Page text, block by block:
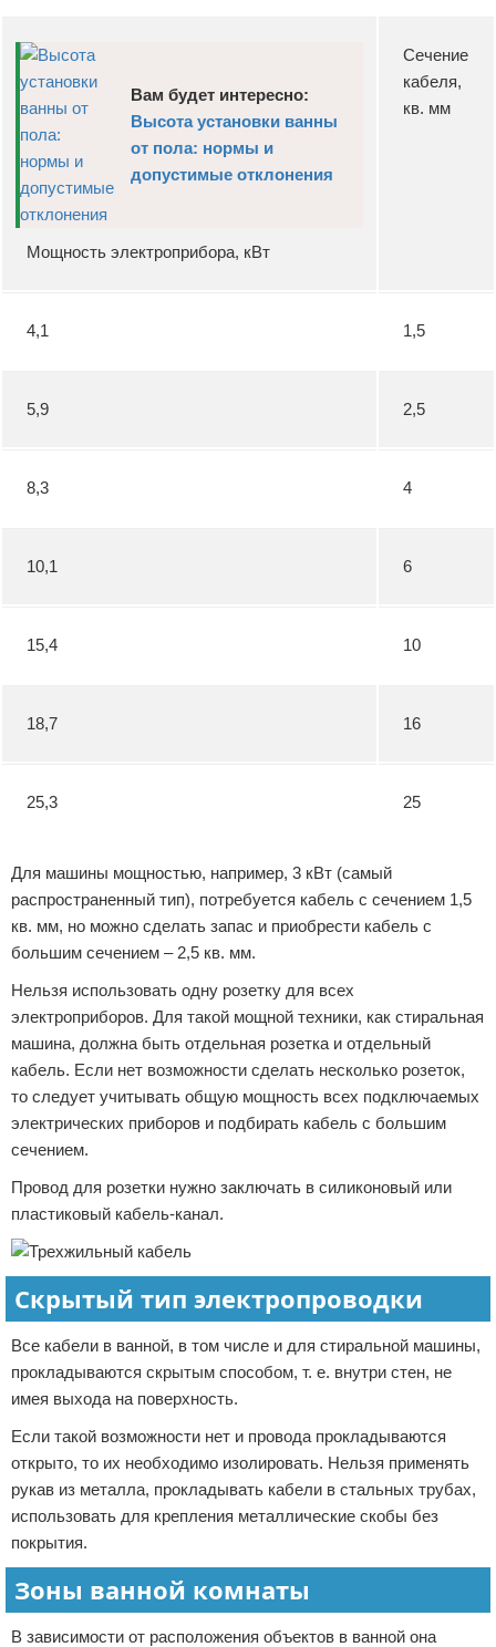
Вам будет интересно:
Высота установки ванны
от пола: нормы и
допустимые отклонения
Мощность электроприбора, кВт
Сечение
кабеля,
кв. мм
4,1 1,5
5,9 2,5
8,3 4
10,1 6
15,4 10
18,7 16
25,3 25
Для машины мощностью, например, 3 кВт (самый
распространенный тип), потребуется кабель с сечением 1,5
кв. мм, но можно сделать запас и приобрести кабель с
большим сечением – 2,5 кв. мм.
Нельзя использовать одну розетку для всех
электроприборов. Для такой мощной техники, как стиральная
машина, должна быть отдельная розетка и отдельный
кабель. Если нет возможности сделать несколько розеток,
то следует учитывать общую мощность всех подключаемых
электрических приборов и подбирать кабель с большим
сечением.
Провод для розетки нужно заключать в силиконовый или
пластиковый кабель-канал.
Скрытый тип электропроводки
Все кабели в ванной, в том числе и для стиральной машины,
прокладываются скрытым способом, т. е. внутри стен, не
имея выхода на поверхность.
Если такой возможности нет и провода прокладываются
открыто, то их необходимо изолировать. Нельзя применять
рукав из металла, прокладывать кабели в стальных трубах,
использовать для крепления металлические скобы без
покрытия.
Зоны ванной комнаты
В зависимости от расположения объектов в ванной она